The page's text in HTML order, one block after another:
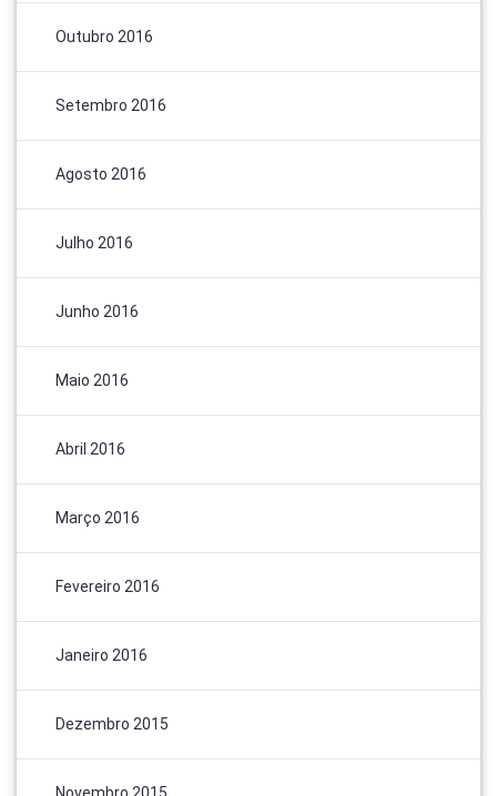
Outubro 2016
Setembro 2016
Agosto 2016
Julho 2016
Junho 2016
Maio 2016
Abril 2016
Março 2016
Fevereiro 2016
Janeiro 2016
Dezembro 2015